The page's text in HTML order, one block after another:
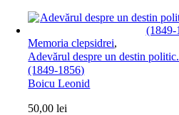
Memoria clepsidrei,
Adevărul despre un destin
(1849-1856)
Boicu Leonid
50,00lei